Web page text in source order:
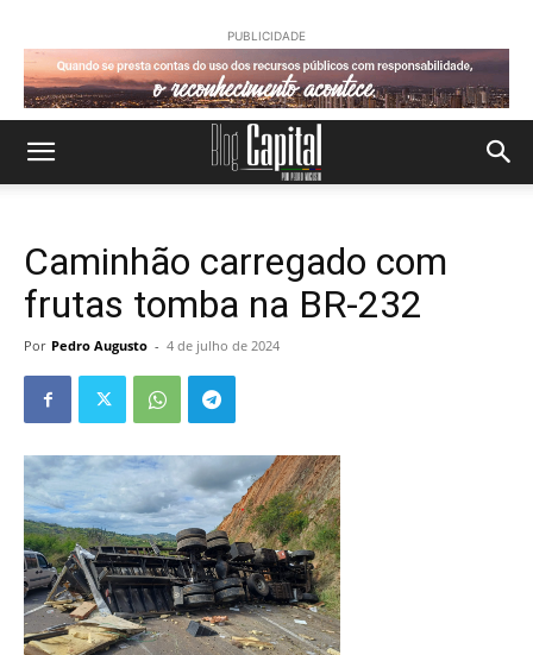
PUBLICIDADE
Caminhão carregado com
frutas tomba na BR-232
Por Pedro Augusto - 4 de julho de 2024